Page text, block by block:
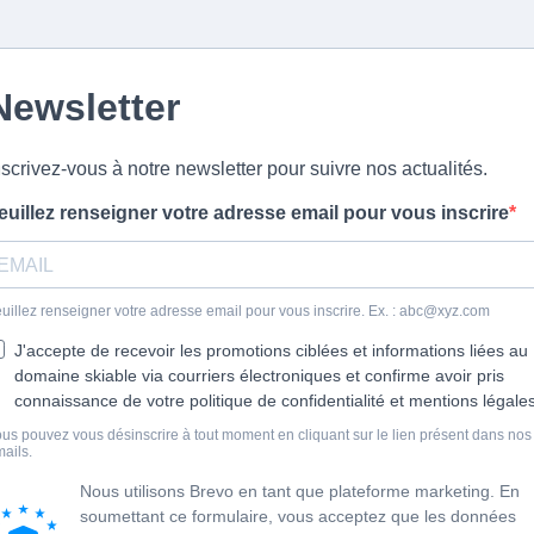
vous à notre newsletter pour suivre nos actualités.
renseigner votre adresse email pour vous inscrire
renseigner votre adresse email pour vous inscrire. Ex. : abc@xyz.com
J'accepte de recevoir les promotions ciblées et informations liées au
domaine skiable via courriers électroniques et confirme avoir pris
connaissance de votre politique de confidentialité et mentions
pouvez vous désinscrire à tout moment en cliquant sur le lien présent dans nos
Nous utilisons Brevo en tant que plateforme marketing. En
soumettant ce formulaire, vous acceptez que les données